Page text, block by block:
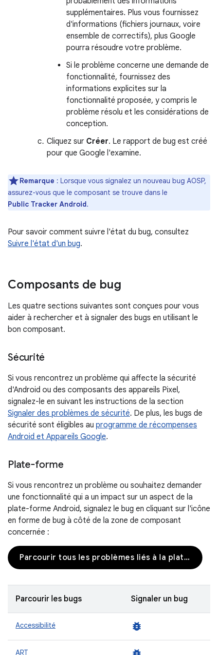
supplémentaires. Plus vous fournissez
d'informations (fichiers journaux, voire
ensemble de correctifs), plus Google
pourra résoudre votre problème.
Si le problème concerne une demande de
fonctionnalité, fournissez des
informations explicites sur la
fonctionnalité proposée, y compris le
problème résolu et les considérations de
conception.
Cliquez sur Créer. Le rapport de bug est créé
pour que Google l'examine.
Remarque : Lorsque vous signalez un nouveau bug AOSP,
assurez-vous que le composant se trouve dans le
Public Tracker Android.
Pour savoir comment suivre l'état du bug, consultez
Suivre l'état d'un bug.
Composants de bug
Les quatre sections suivantes sont conçues pour vous
aider à rechercher et à signaler des bugs en utilisant le
bon composant.
Sécurité
Si vous rencontrez un problème qui affecte la sécurité
d'Android ou des composants des appareils Pixel,
signalez-le en suivant les instructions de la section
Signaler des problèmes de sécurité. De plus, les bugs de
sécurité sont éligibles au programme de récompenses
Android et Appareils Google.
Plate-forme
Si vous rencontrez un problème ou souhaitez demander
une fonctionnalité qui a un impact sur un aspect de la
plate-forme Android, signalez le bug en cliquant sur l'icône
en forme de bug à côté de la zone de composant
concernée :
Parcourir tous les problèmes liés à la plate-forme
Parcourir les bugs Signaler un bug
Accessibilité bug_report
ART